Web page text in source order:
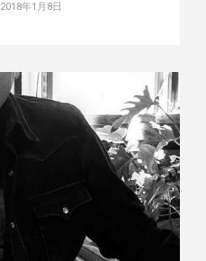
2018年1月8日